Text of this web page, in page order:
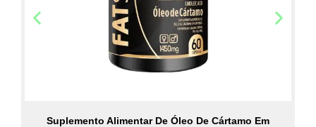
Suplemento Alimentar De Óleo De Cártamo Em